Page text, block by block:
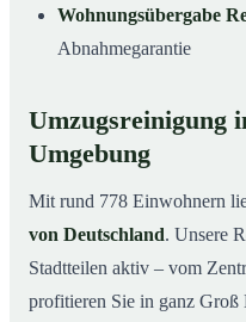
Wohnungsübergabe
Abnahmegarantie
Umzugsreinigung
Umgebung
Mit rund 778 Einwohnern
von Deutschland. Unsere
Stadtteilen aktiv – vom
profitieren Sie in ganz Groß